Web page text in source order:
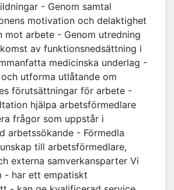
- Genom samtal
motivation och delaktighet
mot arbete - Genom utredning
av funktionsnedsättning i
medicinska underlag -
utforma utlåtande om
förutsättningar för arbete -
hjälpa arbetsförmedlare
frågor som uppstår i
arbetssökande - Förmedla
till arbetsförmedlare,
externa samverkansparter Vi
- har ett empatiskt